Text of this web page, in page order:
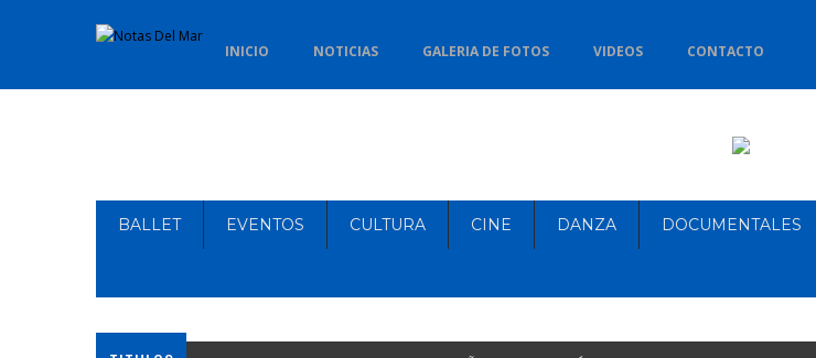
INICIO NOTICIAS GALERIA DE FOTOS VIDEOS CONTACTO
BALLET EVENTOS CULTURA CINE DANZA DOCUMENTALES